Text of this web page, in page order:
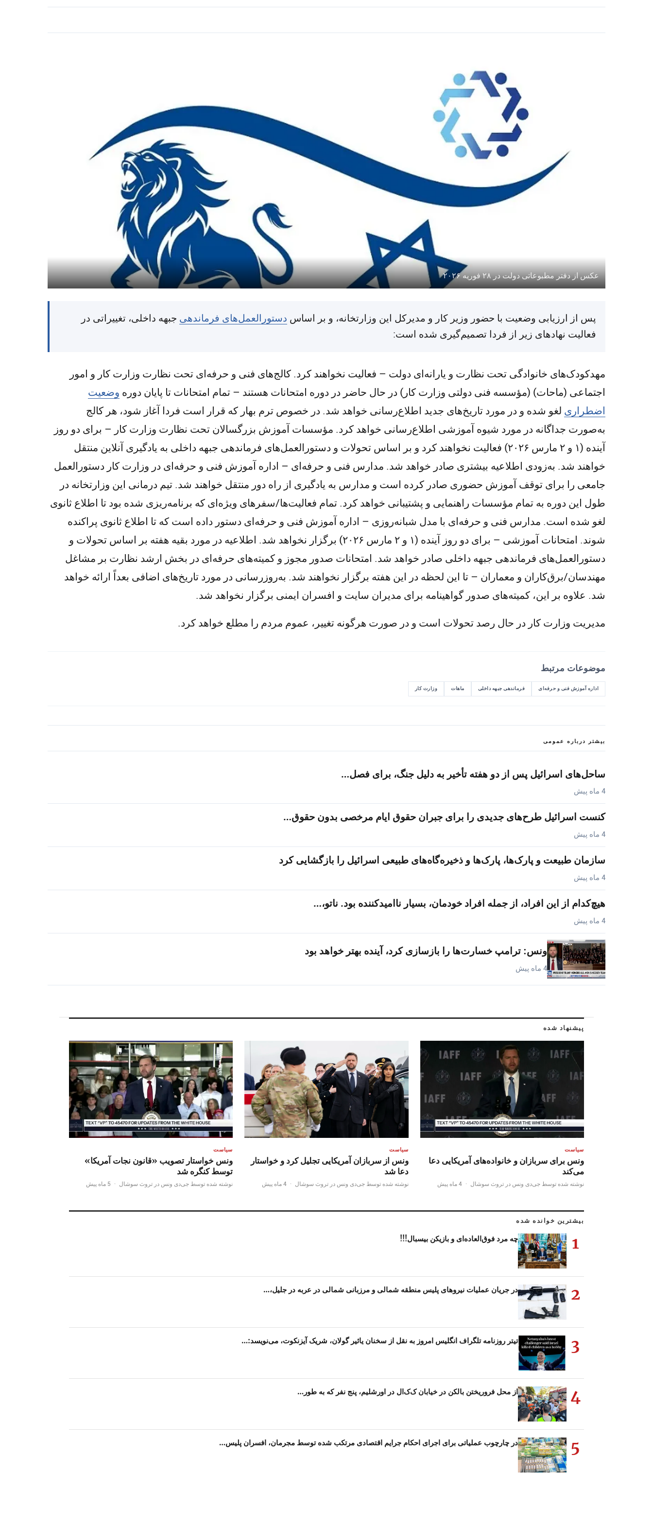
عکس از دفتر مطبوعاتی دولت در ۲۸ فوریه ۲۰۲۶
پس از ارزیابی وضعیت با حضور وزیر کار و مدیرکل این وزارتخانه، و بر اساس دستورالعمل‌های فرماندهی جبهه داخلی، تغییراتی در
فعالیت نهادهای زیر از فردا تصمیم‌گیری شده است:
مهدکودک‌های خانوادگی تحت نظارت و یارانه‌ای دولت – فعالیت نخواهند کرد. کالج‌های فنی و حرفه‌ای تحت نظارت وزارت کار و امور
اجتماعی (ماحات) (مؤسسه فنی دولتی وزارت کار) در حال حاضر در دوره امتحانات هستند – تمام امتحانات تا پایان دوره وضعیت
اضطراری لغو شده و در مورد تاریخ‌های جدید اطلاع‌رسانی خواهد شد. در خصوص ترم بهار که قرار است فردا آغاز شود، هر کالج
به‌صورت جداگانه در مورد شیوه آموزشی اطلاع‌رسانی خواهد کرد. مؤسسات آموزش بزرگسالان تحت نظارت وزارت کار – برای دو روز
آینده (۱ و ۲ مارس ۲۰۲۶) فعالیت نخواهند کرد و بر اساس تحولات و دستورالعمل‌های فرماندهی جبهه داخلی به یادگیری آنلاین منتقل
خواهند شد. به‌زودی اطلاعیه بیشتری صادر خواهد شد. مدارس فنی و حرفه‌ای – اداره آموزش فنی و حرفه‌ای در وزارت کار دستورالعمل
جامعی را برای توقف آموزش حضوری صادر کرده است و مدارس به یادگیری از راه دور منتقل خواهند شد. تیم درمانی این وزارتخانه در
طول این دوره به تمام مؤسسات راهنمایی و پشتیبانی خواهد کرد. تمام فعالیت‌ها/سفرهای ویژه‌ای که برنامه‌ریزی شده بود تا اطلاع ثانوی
لغو شده است. مدارس فنی و حرفه‌ای با مدل شبانه‌روزی – اداره آموزش فنی و حرفه‌ای دستور داده است که تا اطلاع ثانوی پراکنده
شوند. امتحانات آموزشی – برای دو روز آینده (۱ و ۲ مارس ۲۰۲۶) برگزار نخواهد شد. اطلاعیه در مورد بقیه هفته بر اساس تحولات و
دستورالعمل‌های فرماندهی جبهه داخلی صادر خواهد شد. امتحانات صدور مجوز و کمیته‌های حرفه‌ای در بخش ارشد نظارت بر مشاغل
مهندسان/برق‌کاران و معماران – تا این لحظه در این هفته برگزار نخواهند شد. به‌روزرسانی در مورد تاریخ‌های اضافی بعداً ارائه خواهد
شد. علاوه بر این، کمیته‌های صدور گواهینامه برای مدیران سایت و افسران ایمنی برگزار نخواهد شد.
مدیریت وزارت کار در حال رصد تحولات است و در صورت هرگونه تغییر، عموم مردم را مطلع خواهد کرد.
موضوعات مرتبط
اداره آموزش فنی و حرفه‌ای فرماندهی جبهه داخلی ماهات وزارت کار
بیشتر درباره عمومی
ساحل‌های اسرائیل پس از دو هفته تأخیر به دلیل جنگ، برای فصل…
4 ماه پیش
کنست اسرائیل طرح‌های جدیدی را برای جبران حقوق ایام مرخصی بدون حقوق…
4 ماه پیش
سازمان طبیعت و پارک‌ها، پارک‌ها و ذخیره‌گاه‌های طبیعی اسرائیل را بازگشایی کرد
4 ماه پیش
هیچ‌کدام از این افراد، از جمله افراد خودمان، بسیار ناامیدکننده بود. ناتو،…
4 ماه پیش
ونس: ترامپ خسارت‌ها را بازسازی کرد، آینده بهتر خواهد بود
4 ماه پیش
پیشنهاد شده
سیاست
ونس برای سربازان و خانواده‌های آمریکایی دعا
می‌کند
نوشته شده توسط جی‌دی ونس در تروث سوشال · 4 ماه پیش
سیاست
ونس از سربازان آمریکایی تجلیل کرد و خواستار
دعا شد
نوشته شده توسط جی‌دی ونس در تروث سوشال · 4 ماه پیش
سیاست
ونس خواستار تصویب «قانون نجات آمریکا»
توسط کنگره شد
نوشته شده توسط جی‌دی ونس در تروث سوشال · 5 ماه پیش
بیشترین خوانده شده
1 چه مرد فوق‌العاده‌ای و بازیکن بیسبال!!!
2 در جریان عملیات نیروهای پلیس منطقه شمالی و مرزبانی شمالی در عربه در جلیل،…
3 تیتر روزنامه تلگراف انگلیس امروز به نقل از سخنان یائیر گولان، شریک آیزنکوت، می‌نویسد:…
4 از محل فروریختن بالکن در خیابان ک‌ک‌ال در اورشلیم، پنج نفر که به طور…
5 در چارچوب عملیاتی برای اجرای احکام جرایم اقتصادی مرتکب شده توسط مجرمان، افسران پلیس…